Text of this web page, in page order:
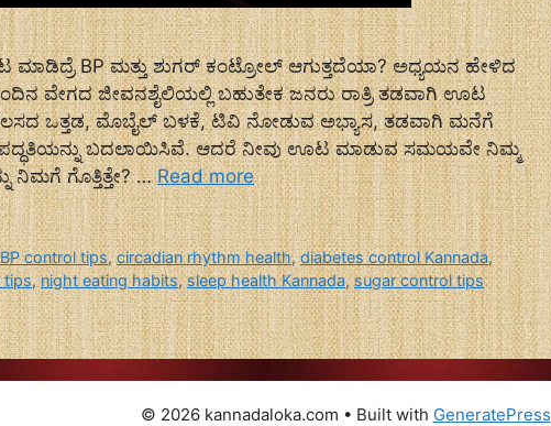
BP ಮತ್ತು ಶುಗರ್ ಕಂಟ್ರೋಲ್ ಆಗುತ್ತದೆಯಾ? ಅಧ್ಯಯನ ಹೇಳಿದ
ವೇಗದ ಜೀವನಶೈಲಿಯಲ್ಲಿ ಬಹುತೇಕ ಜನರು ರಾತ್ರಿ ತಡವಾಗಿ ಊಟ
ಒತ್ತಡ, ಮೊಬೈಲ್ ಬಳಕೆ, ಟಿವಿ ನೋಡುವ ಅಭ್ಯಾಸ, ತಡವಾಗಿ ಮನೆಗೆ
ಪದ್ಧತಿಯನ್ನು ಬದಲಾಯಿಸಿವೆ. ಆದರೆ ನೀವು ಊಟ ಮಾಡುವ ಸಮಯವೇ ನಿಮ್ಮ
ನಿಮಗೆ ಗೊತ್ತಿತ್ತೇ? …Read more
BP control tips,circadian rhythm health,diabetes control Kannada,
tips,night eating habits,sleep health Kannada,sugar control tips
© 2026 kannadaloka.com • Built with GeneratePress